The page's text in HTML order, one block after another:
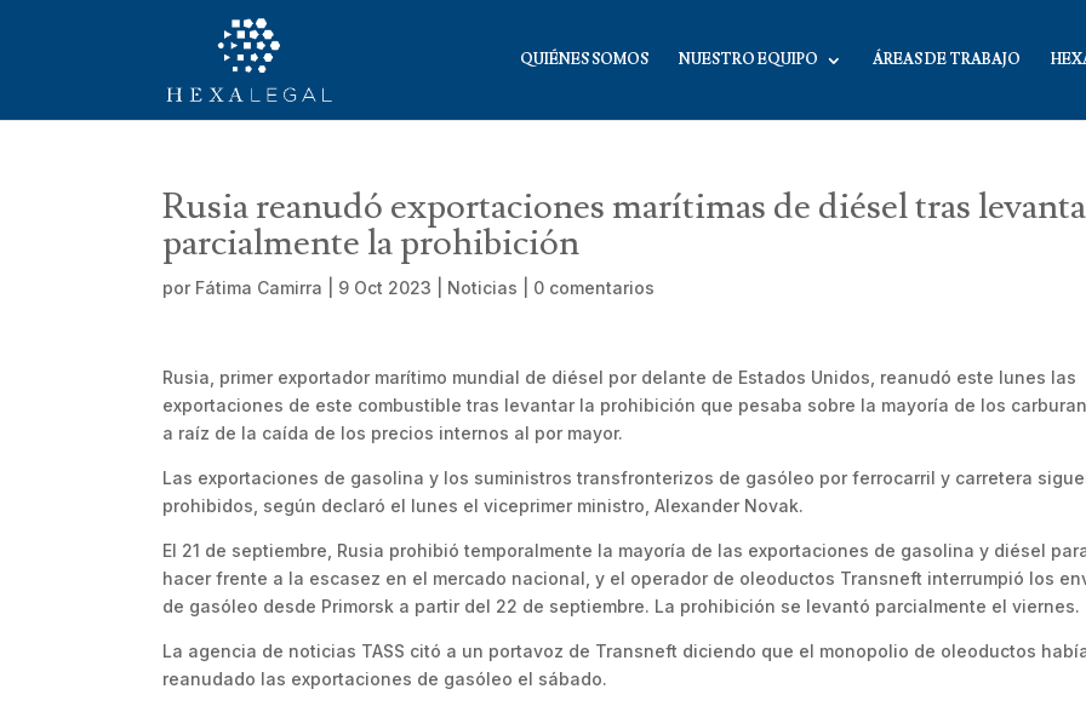
QUIÉNES SOMOS NUESTRO EQUIPO ÁREAS DE TRABAJO
Rusia reanudó exportaciones marítimas de diésel tras
parcialmente la prohibición
por Fátima Camirra 9 Oct 2023 Noticias 0 comentarios
Rusia, primer exportador marítimo mundial de diésel por delante de Estados Unidos, reanudó este lunes las
exportaciones de este combustible tras levantar la prohibición que pesaba sobre la mayoría de los
a raíz de la caída de los precios internos al por mayor.
Las exportaciones de gasolina y los suministros transfronterizos de gasóleo por ferrocarril y carretera
prohibidos, según declaró el lunes el viceprimer ministro, Alexander Novak.
El 21 de septiembre, Rusia prohibió temporalmente la mayoría de las exportaciones de gasolina y diésel
hacer frente a la escasez en el mercado nacional, y el operador de oleoductos Transneft interrumpió los
de gasóleo desde Primorsk a partir del 22 de septiembre. La prohibición se levantó parcialmente el viernes.
La agencia de noticias TASS citó a un portavoz de Transneft diciendo que el monopolio de oleoductos
reanudado las exportaciones de gasóleo el sábado.